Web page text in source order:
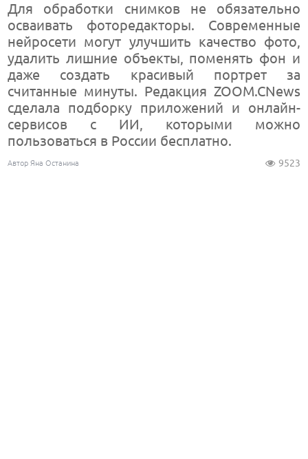
Для обработки снимков не обязательно
осваивать фоторедакторы. Современные
нейросети могут улучшить качество фото,
удалить лишние объекты, поменять фон и
даже создать красивый портрет за
считанные минуты. Редакция ZOOM.CNews
сделала подборку приложений и онлайн-
сервисов с ИИ, которыми можно
пользоваться в России бесплатно.
Автор Яна Останина 9523